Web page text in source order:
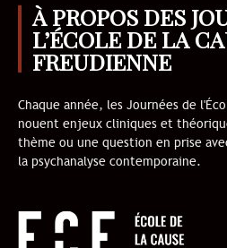
À PROPOS DES
L’ÉCOLE DE LA
FREUDIENNE
Chaque année, les Journées de
nouent enjeux cliniques et
thème ou une question en prise
la psychanalyse contemporaine.